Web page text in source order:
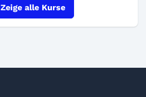
Zeige alle Kurse